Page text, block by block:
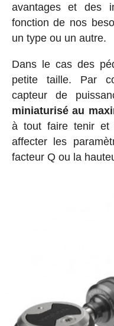
avantages et des
fonction de nos
un type ou un autre.
Dans le cas des
petite taille. Par
capteur de
miniaturisé au
à tout faire tenir et
affecter les
facteur Q ou la